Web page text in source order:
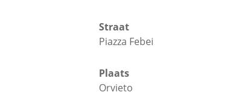
Straat
Piazza Febei
Plaats
Orvieto